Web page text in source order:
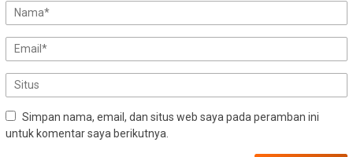
Simpan nama, email, dan situs web saya pada peramban ini
untuk komentar saya berikutnya.